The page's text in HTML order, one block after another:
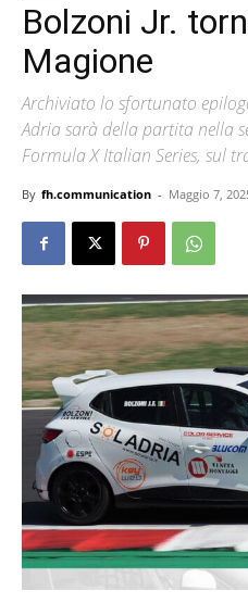
Bolzoni Jr.
Magione
Archiviato lo sfortunato
Adria sarà della partita nella
Formula X Italian Series, sul
By fh.communication - Maggio 7,